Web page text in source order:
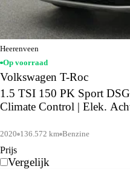
Heerenveen
Op voorraad
Volkswagen T-Roc
1.5 TSI 150 PK Sport
Climate Control | Elek.
2020 136.572 km Benzine
Prijs
Vergelijk